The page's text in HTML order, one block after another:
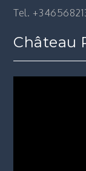
Tel.
Château